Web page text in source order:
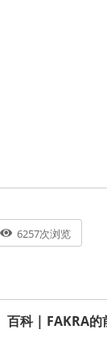
6257次浏览
百科 | FAKRA的